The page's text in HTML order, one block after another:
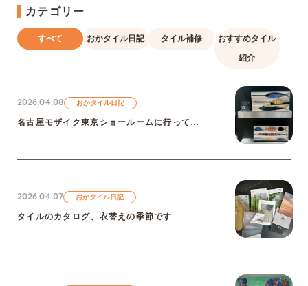
カテゴリー
すべて おかタイル日記 タイル補修
おすすめタイル
紹介
2026.04.08 おかタイル日記
名古屋モザイク東京ショールームに行ってきました
2026.04.07 おかタイル日記
タイルのカタログ、衣替えの季節です